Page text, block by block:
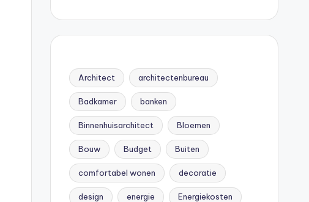
Architect architectenbureau
Badkamer banken
Binnenhuisarchitect Bloemen
Bouw Budget Buiten
comfortabel wonen decoratie
design energie Energiekosten